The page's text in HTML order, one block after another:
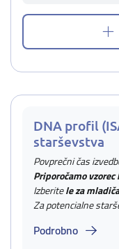
DNA profil
starševstva
Povprečni čas
Priporočamo
Izberitele za mladiča
Za potencialne
Podrobno